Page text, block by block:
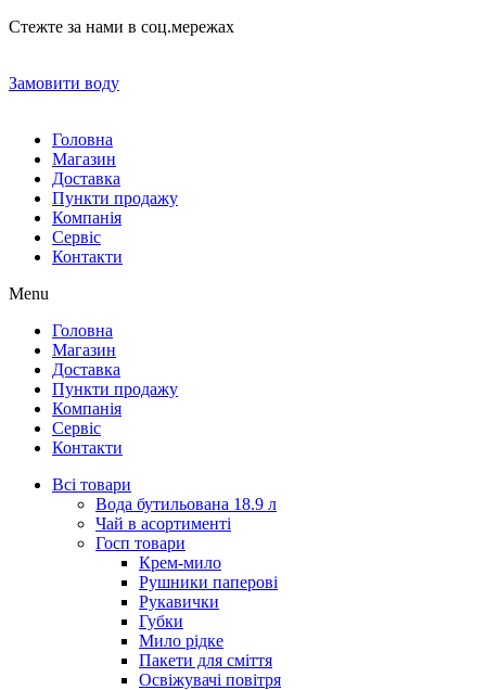
Стежте за нами в соц.мережах
Замовити воду
Головна
Магазин
Доставка
Пункти продажу
Компанія
Сервіс
Контакти
Menu
Головна
Магазин
Доставка
Пункти продажу
Компанія
Сервіс
Контакти
Всі товари
Вода бутильована 18.9 л
Чай в асортименті
Госп товари
Крем-мило
Рушники паперові
Рукавички
Губки
Мило рідке
Пакети для сміття
Освіжувачі повітря